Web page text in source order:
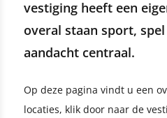
vestiging heeft een
overal staan sport,
aandacht centraal.
Op deze pagina vindt u een
locaties, klik door naar de